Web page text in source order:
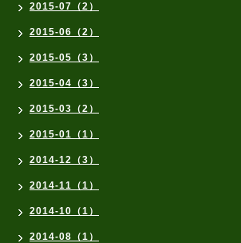
2015-07（2）
2015-06（2）
2015-05（3）
2015-04（3）
2015-03（2）
2015-01（1）
2014-12（3）
2014-11（1）
2014-10（1）
2014-08（1）